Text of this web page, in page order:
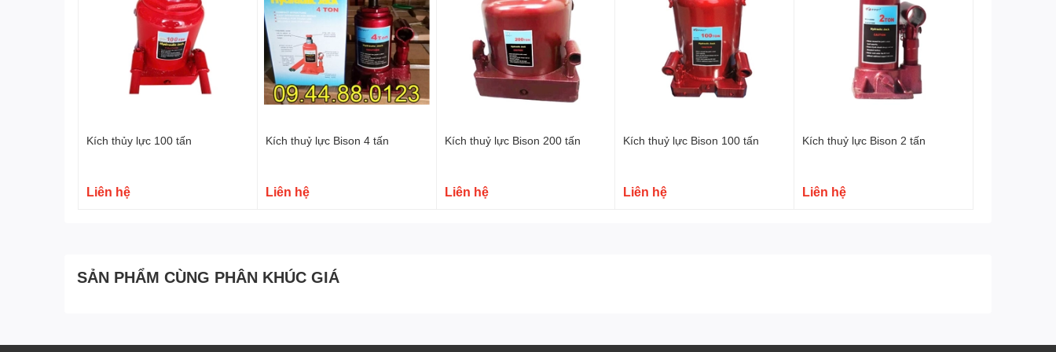
những sự việc ngoài ý muốn trong quá trình sử dụng dễ gây ra hiện tượng rò rỉ dầu và hỏng kích. Khác với các
Kích thủy lực 100 tấn
Liên hệ
Kích thuỷ lực Bison 4 tấn
Liên hệ
Kích thuỷ lực Bison 200 tấn
Liên hệ
Kích thuỷ lực Bison 100 tấn
Liên hệ
Kích thuỷ lực Bison 2 tấn
Liên hệ
SẢN PHẨM CÙNG PHÂN KHÚC GIÁ